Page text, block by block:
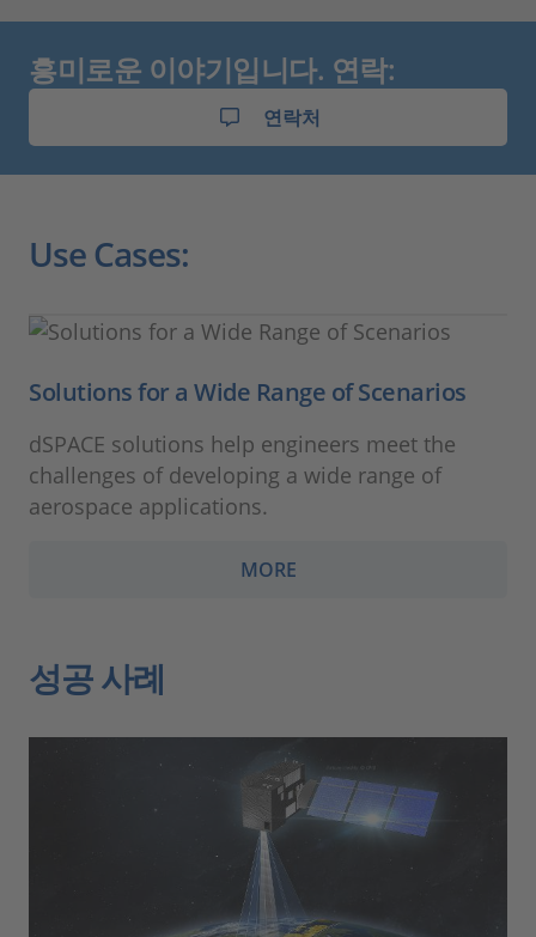
흥미로운 이야기입니다. 연락:
연락처
Use Cases:
Solutions for a Wide Range of Scenarios
dSPACE solutions help engineers meet the
challenges of developing a wide range of
aerospace applications.
MORE
성공 사례